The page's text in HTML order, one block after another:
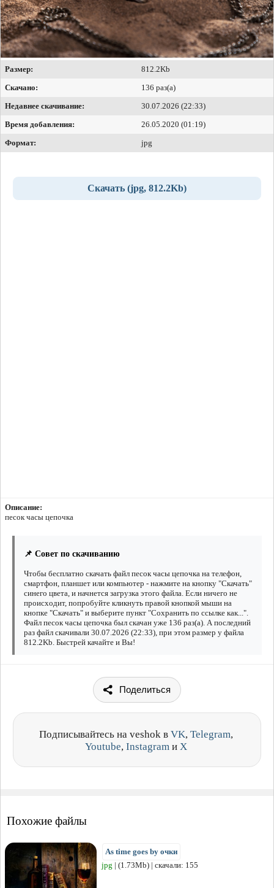
Размер:
812.2Kb
Скачано:
136 раз(а)
Недавнее скачивание:
30.07.2026 (22:33)
Время добавления:
26.05.2020 (01:19)
Формат:
jpg
Скачать (jpg, 812.2Kb)
Описание:
песок часы цепочка
📌 Совет по скачиванию
Чтобы бесплатно скачать файл песок часы цепочка на телефон,
смартфон, планшет или компьютер - нажмите на кнопку "Скачать"
синего цвета, и начнется загрузка этого файла. Если ничего не
происходит, попробуйте кликнуть правой кнопкой мыши на
кнопке "Скачать" и выберите пункт "Сохранить по ссылке как...".
Файл песок часы цепочка был скачан уже 136 раз(а). А последний
раз файл скачивали 30.07.2026 (22:33), при этом размер у файла
812.2Kb. Быстрей качайте и Вы!
Поделиться
Подписывайтесь на veshok в VK, Telegram,
Youtube, Instagram и X
Похожие файлы
As time goes by очки
jpg | (1.73Mb) | скачали: 155